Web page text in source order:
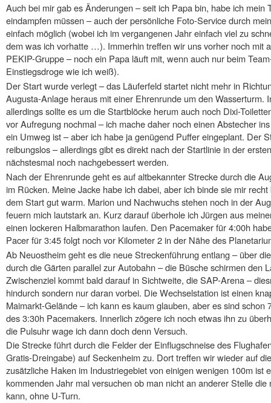
Auch bei mir gab es Änderungen – seit ich Papa bin, habe ich mein
eindampfen müssen – auch der persönliche Foto-Service durch
einfach möglich (wobei ich im vergangenen Jahr einfach viel zu
dem was ich vorhatte …). Immerhin treffen wir uns vorher noch mit
PEKIP-Gruppe – noch ein Papa läuft mit, wenn auch nur beim
Einstiegsdroge wie ich weiß).
Der Start wurde verlegt – das Läuferfeld startet nicht mehr in
Augusta-Anlage heraus mit einer Ehrenrunde um den Wasserturm.
allerdings sollte es um die Startblöcke herum auch noch Dixi-
vor Aufregung nochmal – ich mache daher noch einen Abstecher
ein Umweg ist – aber ich habe ja genügend Puffer eingeplant. Der
reibungslos – allerdings gibt es direkt nach der Startlinie in der
nächstesmal noch nachgebessert werden.
Nach der Ehrenrunde geht es auf altbekannter Strecke durch die
im Rücken. Meine Jacke habe ich dabei, aber ich binde sie mir
dem Start gut warm. Marion und Nachwuchs stehen noch in der
feuern mich lautstark an. Kurz darauf überhole ich Jürgen aus
einen lockeren Halbmarathon laufen. Den Pacemaker für 4:00h
Pacer für 3:45 folgt noch vor Kilometer 2 in der Nähe des
Ab Neuostheim geht es die neue Streckenführung entlang – über
durch die Gärten parallel zur Autobahn – die Büsche schirmen den
Zwischenziel kommt bald darauf in Sichtweite, die SAP-Arena –
hindurch sondern nur daran vorbei. Die Wechselstation ist einen
Maimarkt-Gelände – ich kann es kaum glauben, aber es sind
des 3:30h Pacemakers. Innerlich zögere ich noch etwas ihn zu
die Pulsuhr wage ich dann doch denn Versuch.
Die Strecke führt durch die Felder der Einflugschneise des
Gratis-Dreingabe) auf Seckenheim zu. Dort treffen wir wieder auf
zusätzliche Haken im Industriegebiet von einigen wenigen 100m ist
kommenden Jahr mal versuchen ob man nicht an anderer Stelle
kann, ohne U-Turn.